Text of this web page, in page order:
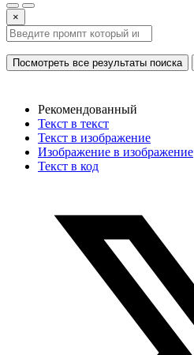
×
Посмотреть все результаты поиска
Рекомендованный
Текст в текст
Текст в изображение
Изображение в изображение
Текст в код